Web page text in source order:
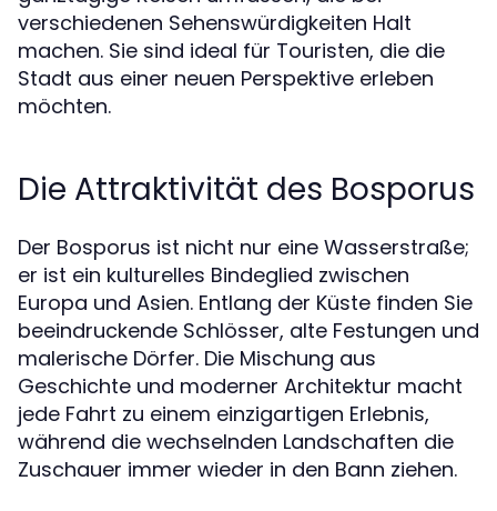
verschiedenen Sehenswürdigkeiten Halt
machen. Sie sind ideal für Touristen, die die
Stadt aus einer neuen Perspektive erleben
möchten.
Die Attraktivität des Bosporus
Der Bosporus ist nicht nur eine Wasserstraße;
er ist ein kulturelles Bindeglied zwischen
Europa und Asien. Entlang der Küste finden Sie
beeindruckende Schlösser, alte Festungen und
malerische Dörfer. Die Mischung aus
Geschichte und moderner Architektur macht
jede Fahrt zu einem einzigartigen Erlebnis,
während die wechselnden Landschaften die
Zuschauer immer wieder in den Bann ziehen.